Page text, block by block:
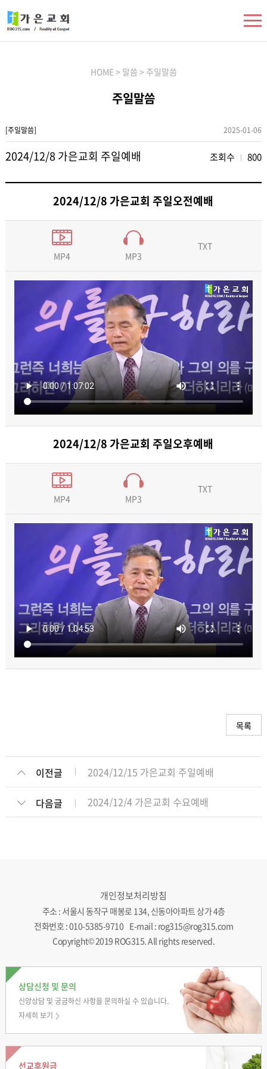
HOME > 말씀 > 주일말씀
주일말씀
[주일말씀] 2025-01-06
2024/12/8 가은교회 주일예배 조회수 800
2024/12/8 가은교회 주일오전예배
MP4 MP3
TXT
2024/12/8 가은교회 주일오후예배
MP4 MP3
TXT
목록
이전글 2024/12/15 가은교회 주일예배
2024/12/4 가은교회 수요예배
다음글
개인정보처리방침
주소 : 서울시 동작구 매봉로 134, 신동아아파트 상가 4층
전화번호 : 010-5385-9710 E-mail : rog315@rog315.com
Copyright© 2019 ROG315. All rights reserved.
상담신청 및 문의
신앙상담 및 궁금하신사항을 문의하실 수 있습니다.
자세히 보기
선교후원금